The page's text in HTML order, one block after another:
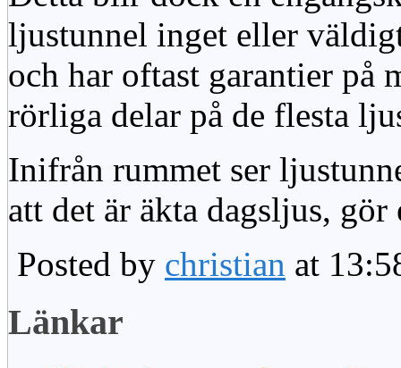
ljustunnel inget eller
och har oftast garantier på
rörliga delar på de flesta
Inifrån rummet ser
att det är äkta dagsljus,
Posted by christian at
Länkar